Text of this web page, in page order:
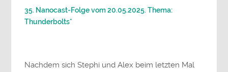
35. Nanocast-Folge vom 20.05.2025. Thema:
Thunderbolts*
NachdemsichStephi undAlex beim letzten Mal